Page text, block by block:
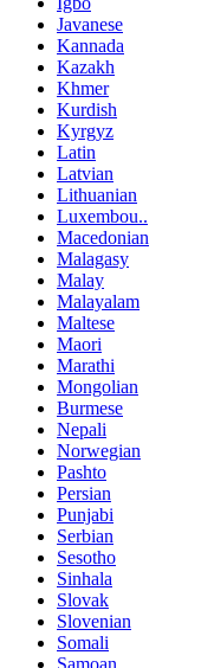
Javanese
Kannada
Kazakh
Khmer
Kurdish
Kyrgyz
Latin
Latvian
Lithuanian
Luxembou..
Macedonian
Malagasy
Malay
Malayalam
Maltese
Maori
Marathi
Mongolian
Burmese
Nepali
Norwegian
Pashto
Persian
Punjabi
Serbian
Sesotho
Sinhala
Slovak
Slovenian
Somali
Samoan